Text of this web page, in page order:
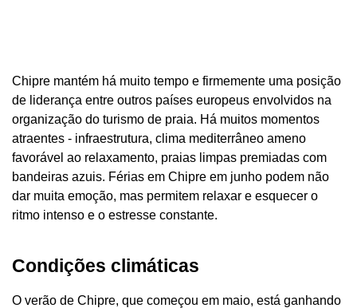
Chipre mantém há muito tempo e firmemente uma posição
de liderança entre outros países europeus envolvidos na
organização do turismo de praia. Há muitos momentos
atraentes - infraestrutura, clima mediterrâneo ameno
favorável ao relaxamento, praias limpas premiadas com
bandeiras azuis. Férias em Chipre em junho podem não
dar muita emoção, mas permitem relaxar e esquecer o
ritmo intenso e o estresse constante.
Condições climáticas
O verão de Chipre, que começou em maio, está ganhando